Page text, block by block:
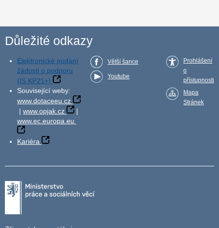
Důležité odkazy
Elektronické podání
žádosti o podporu
(IS KP21+)
Související weby:
www.dotaceeu.cz
| www.opjak.cz
|
www.ec.europa.eu
Kariéra
Větší šance
Youtube
Prohlášení
o
přístupnosti
Mapa
Stránek